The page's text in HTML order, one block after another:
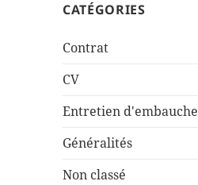
CATÉGORIES
Contrat
CV
Entretien d'embauche
Généralités
Non classé